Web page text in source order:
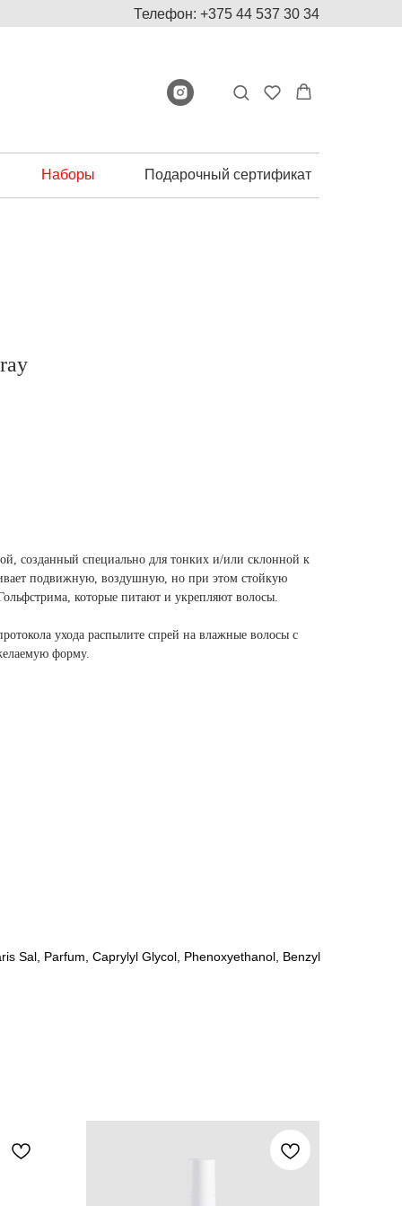
Телефон: +375 44 537 30 34
Наборы Подарочный сертификат
созданный специально для тонких и/или склонной к
подвижную, воздушную, но при этом стойкую
которые питают и укрепляют волосы.
ухода распылите спрей на влажные волосы с
форму.
Sal, Parfum, Caprylyl Glycol, Phenoxyethanol, Benzyl